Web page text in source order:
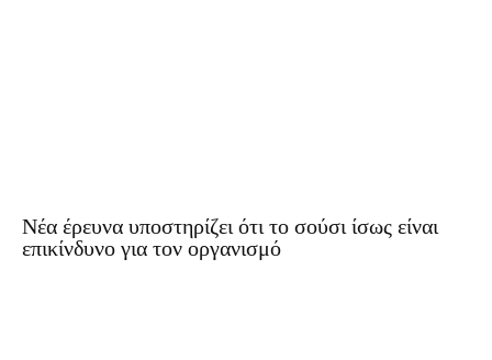
Νέα έρευνα υποστηρίζει ότι το σούσι ίσως είναι
επικίνδυνο για τον οργανισμό